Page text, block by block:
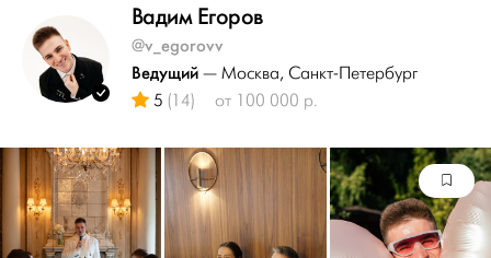
Вадим Егоров
@v_egorovv
Ведущий — Москва, Санкт-Петербург
5 (14) от 100 000 р.